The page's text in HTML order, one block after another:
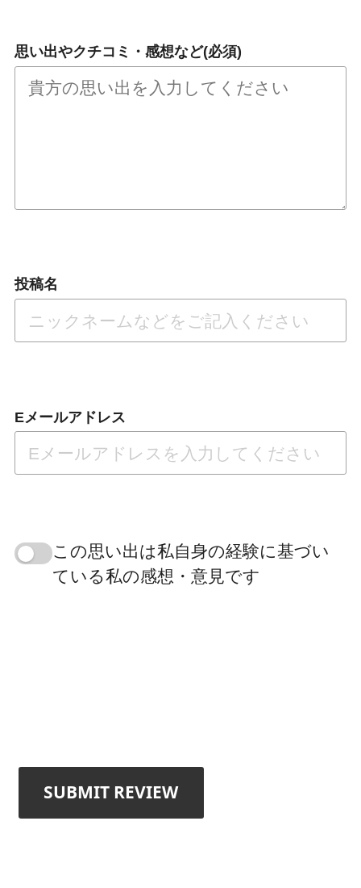
思い出やクチコミ・感想など(必須)
投稿名
Eメールアドレス
この思い出は私自身の経験に基づい
ている私の感想・意見です
SUBMIT REVIEW